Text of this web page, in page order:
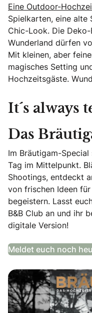
Eine Outdoor-
Spielkarten, eine alte
Chic-Look. Die
Wunderland dürfen
Mit kleinen, aber
magisches Setting
Hochzeitsgäste.
It´s always
Das
Im Bräutigam-
Tag im Mittelpunkt.
Shootings, entdeckt
von frischen Ideen
begeistern. Lasst
B&B Club an und ihr
digitale Version!
Meldet euch noch